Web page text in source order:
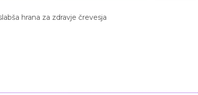
dobro pojesti žlico medu?